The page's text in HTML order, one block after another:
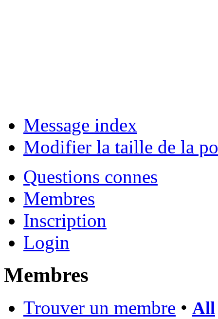
Message index
Modifier la taille de la
Questions connes
Membres
Inscription
Login
Membres
Trouver un membre • All